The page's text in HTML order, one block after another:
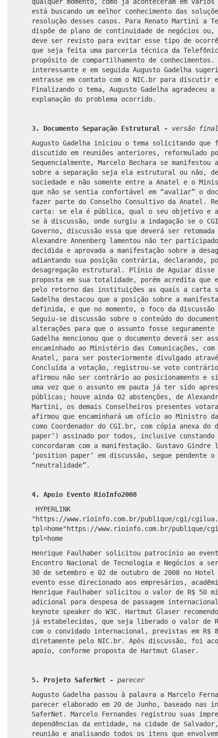
está buscando um melhor conhecimento das
resolução desses casos. Para Renato Martini a
dispõe de plano de continuidade de negócios
deve ser revisto para evitar esse tipo de
que seja feita uma parceria técnica da
propósito de compartilhamento de
interessante e em seguida Augusto Gadelha
entrasse em contato com o NIC.br para discutir
Finalizando o tema, Augusto Gadelha agradeceu
explanação do problema ocorrido.
3. Documento Separação Estrutural - versão final
Augusto Gadelha iniciou o tema solicitando
discutido em reuniões anteriores, reformulado
Sequencialmente, Marcelo Bechara se manifestou
sobre a separação seja ela estrutural ou não,
sociedade e não somente entre a Anatel e o
que não se sentia confortável em “avaliar” o
fazer parte do Conselho Consultivo da Anatel.
carta: se ela é pública, qual o seu objetivo e a
se à discussão, onde surgiu a indagação se o
Governo, discussão essa que deverá ser
Alexandre Annenberg lamentou não ter
decidida e aprovada a manifestação sobre a
adiantando sua posição contrária, declarando,
desagregação estrutural. Plínio de Aguiar disse
proposta em sua totalidade, porém acredita que
pelo retorno das instituições as quais a carta
Gadelha destacou que a posição sobre a
definida, e que no momento, o foco da
Seguiu-se discussão sobre o conteúdo do
alterações para que o assunto fosse
Gadelha mencionou que o documento deverá ser
encaminhado ao Ministério das Comunicações,
Anatel, para ser posteriormente divulgado
Concluída a votação, registrou-se voto contrário
afirmou não ser contrário ao posicionamento e
uma vez que o assunto em pauta já ter sido
públicas; houve ainda 02 abstenções, de
Martini, os demais Conselheiros presentes
afirmou que encaminhará um ofício ao Ministro
como Coordenador do CGI.br, com cópia anexa do
paper’) assinado por todos, inclusive constando
concordaram com a manifestação. Gustavo Gindre
‘position paper’ em discussão, segue pendente o
“neutralidade”.
4. Apoio Evento RioInfo2008
HYPERLINK
"https://www.rioinfo.com.br/publique/cgi/
tpl=home"https://www.rioinfo.com.br/publique/
tpl=home
Henrique Faulhaber solicitou patrocínio ao
Encontro Nacional de Tecnologia e Negócios a
30 de setembro e 02 de outubro de 2008 no
evento esse direcionado aos empresários,
Henrique Faulhaber solicitou o valor de R$ 50
adicional para despesa de passagem
keynote speaker do W3C. Hartmut Glaser
já estabelecidas, que seja liberado o valor de
com o convidado internacional, previstas em R$
diretamente pelo NIC.br. Após discussão, foi
apoio, conforme proposta de Hartmut Glaser.
5. Projeto SaferNet - parecer
Augusto Gadelha passou à palavra a Marcelo
parecer elaborado em 20 de Junho, baseado nas
SaferNet. Marcelo Fernandes registrou suas
dependências da entidade, na cidade de
reunião e analisando todos os itens que